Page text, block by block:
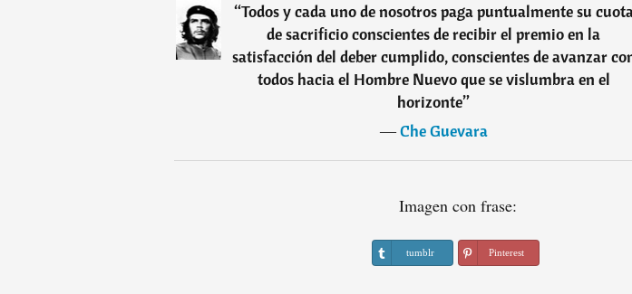
“Todos y cada uno de nosotros paga puntualmente su
de sacrificio conscientes de recibir el premio en la
satisfacción del deber cumplido, conscientes de avanzar
todos hacia el Hombre Nuevo que se vislumbra en el
horizonte”
―Che Guevara
Imagen con frase:
tumblr Pinterest